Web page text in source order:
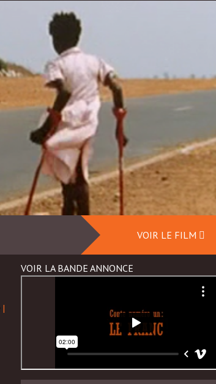
VOIR LE FILM
|
VOIR LA BANDE ANNONCE